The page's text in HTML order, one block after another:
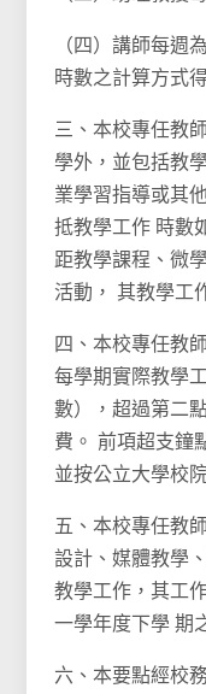
（四）講師每週
時數之計算方式
三、本校專任教
學外，並包括教
業學習指導或其
抵教學工作 時數
距教學課程、微
活動， 其教學工
四、本校專任教
每學期實際教學
數），超過第二
費。 前項超支鐘
並按公立大學校
五、本校專任教
設計、媒體教學
教學工作，其工
一學年度下學 期
六、本要點經校